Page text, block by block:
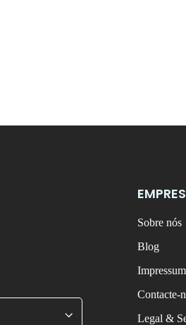
Sobre nós
Blog
Impressum
Contacte-
Legal &